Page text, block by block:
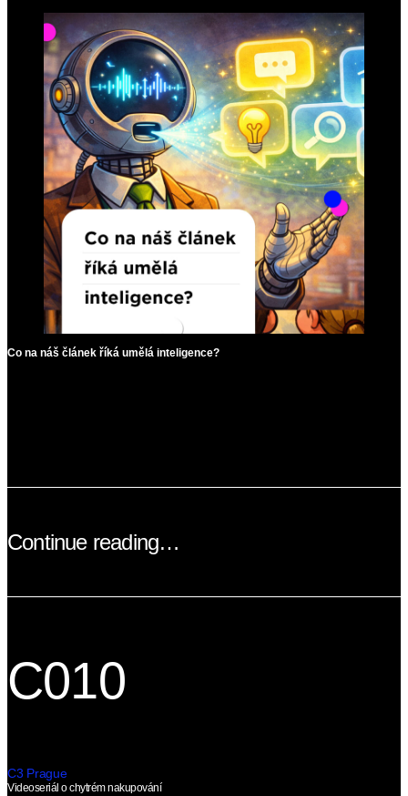
Co na náš článek říká umělá inteligence?
Continue reading…
C010
C3 Prague
Videoseriál o chytrém nakupování